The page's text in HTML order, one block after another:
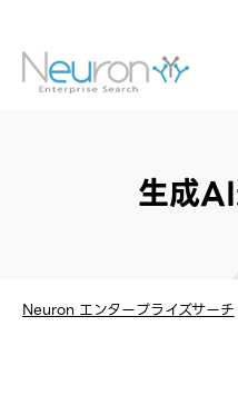
生成
Neuron エンタープライズサーチ